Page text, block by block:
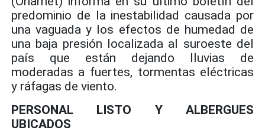
predominio de la inestabilidad causada por
una vaguada y los efectos de humedad de
una baja presión localizada al suroeste del
país que están dejando lluvias de
moderadas a fuertes, tormentas eléctricas
y ráfagas de viento.
PERSONAL LISTO Y ALBERGUES
UBICADOS